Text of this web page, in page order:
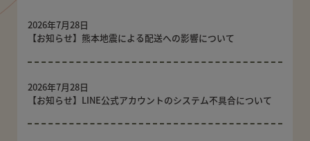
2026年7月28日
【お知らせ】熊本地震による配送への影響について
2026年7月28日
【お知らせ】LINE公式アカウントのシステム不具合について